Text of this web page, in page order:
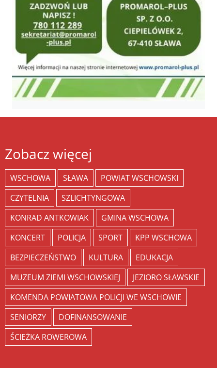
Zobacz więcej
WSCHOWA SŁAWA
POWIAT WSCHOWSKI
CZYTELNIA
SZLICHTYNGOWA
KONRAD ANTKOWIAK
GMINA WSCHOWA
KONCERT
POLICJA SPORT
KPP WSCHOWA
BEZPIECZEŃSTWO
KULTURA
EDUKACJA
MUZEUM ZIEMI WSCHOWSKIEJ
JEZIORO SŁAWSKIE
KOMENDA POWIATOWA POLICJI WE WSCHOWIE
SENIORZY
DOFINANSOWANIE
ŚCIEŻKA ROWEROWA